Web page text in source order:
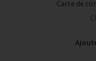
Carte de